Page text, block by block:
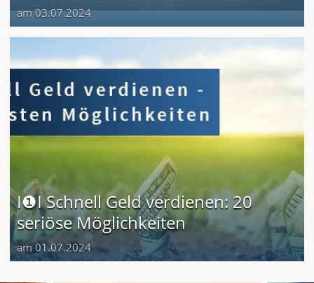
am 03.07.2024
I❶I Schnell Geld verdienen: 20
seriöse Möglichkeiten
am 01.07.2024